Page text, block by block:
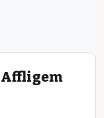
Affligem